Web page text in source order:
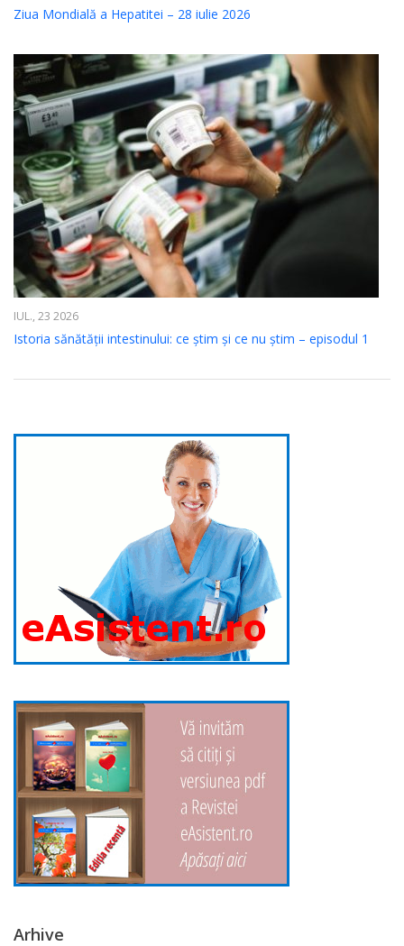
Ziua Mondială a Hepatitei – 28 iulie 2026
IUL., 23 2026
Istoria sănătății intestinului: ce știm și ce nu știm – episodul 1
Arhive